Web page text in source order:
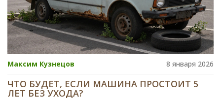
Максим Кузнецов 8 января 2026
ЧТО БУДЕТ, ЕСЛИ МАШИНА ПРОСТОИТ 5
ЛЕТ БЕЗ УХОДА?